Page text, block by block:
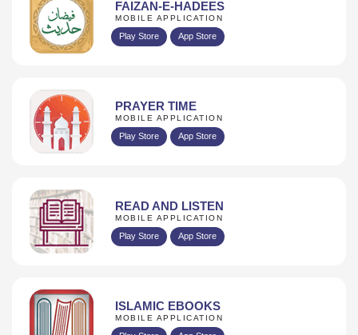
FAIZAN-E-HADEES
MOBILE APPLICATION
Play Store App Store
PRAYER TIME
MOBILE APPLICATION
Play Store App Store
READ AND LISTEN
MOBILE APPLICATION
Play Store App Store
ISLAMIC EBOOKS
MOBILE APPLICATION